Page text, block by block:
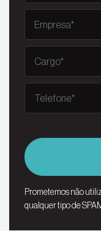
Prometemos não
qualquer tipo de